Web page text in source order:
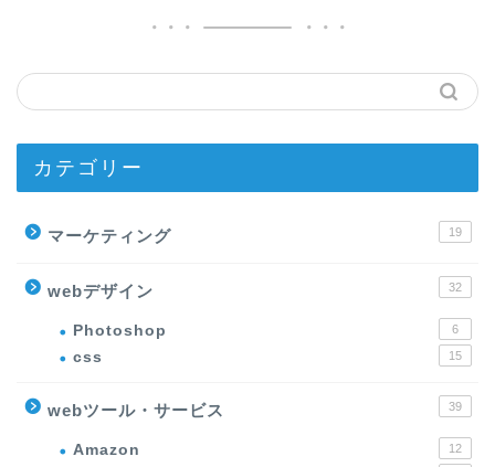
カテゴリー
マーケティング 19
webデザイン 32
Photoshop 6
css 15
webツール・サービス 39
Amazon 12